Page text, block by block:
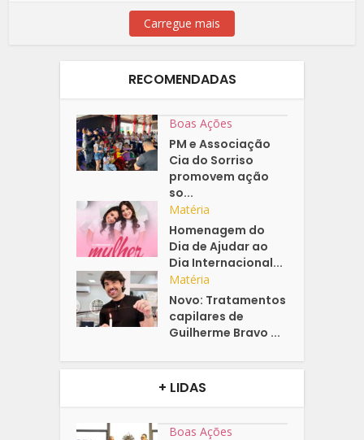
Carregue mais
RECOMENDADAS
Boas Ações
PM e Associação
Cia do Sorriso
promovem ação
so...
Matéria
Homenagem do
Dia de Ajudar ao
Dia Internacional...
Matéria
Novo: Tratamentos
capilares de
Guilherme Bravo ...
+ LIDAS
Boas Ações